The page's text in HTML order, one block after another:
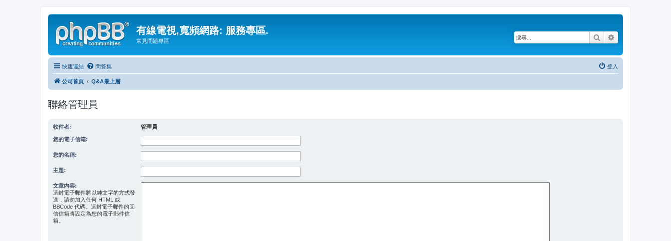
有線電視,寬頻網路: 服務專區.
常見問題專區 搜尋
快速連結 問答集 登入
公司首頁 Q&A最上層
聯絡管理員
收件者: 管理員
您的電子信箱:
您的名稱:
主題:
文章內容:
這封電子郵件將以純文字的方式發
送，請勿加入任何 HTML 或
BBCode 代碼。這封電子郵件的回
信信箱將設定為您的電子郵件信
箱。